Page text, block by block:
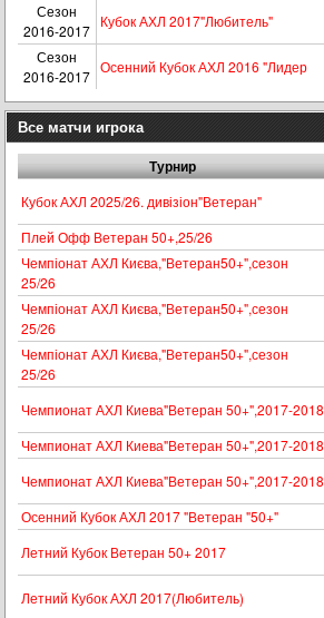
Сезон
2016-2017
Кубок АХЛ 2017"Любитель"
Сезон
2016-2017
Осенний Кубок АХЛ 2016 "Лидер
Все матчи игрока
Турнир
Кубок АХЛ 2025/26. дивізіон"Ветеран"
Плей Офф Ветеран 50+,25/26
Чемпіонат АХЛ Києва,"Ветеран50+",сезон
25/26
Чемпіонат АХЛ Києва,"Ветеран50+",сезон
25/26
Чемпіонат АХЛ Києва,"Ветеран50+",сезон
25/26
Чемпионат АХЛ Киева"Ветеран 50+",2017-2018
Чемпионат АХЛ Киева"Ветеран 50+",2017-2018
Чемпионат АХЛ Киева"Ветеран 50+",2017-2018
Осенний Кубок АХЛ 2017 "Ветеран "50+"
Летний Кубок Ветеран 50+ 2017
Летний Кубок АХЛ 2017(Любитель)